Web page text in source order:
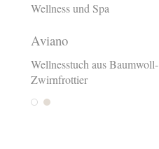
Wellness und Spa
Aviano
Wellnesstuch aus Baumwoll-
Zwirnfrottier
WeissPanna